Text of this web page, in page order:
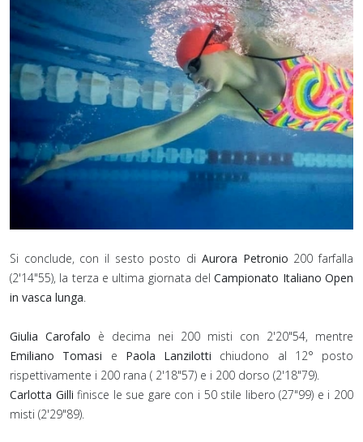
Si conclude, con il sesto posto di Aurora Petronio 200 farfalla
(2'14"55), la terza e ultima giornata delCampionato Italiano Open
in vasca lunga.
⁣Giulia Carofalo è decima nei 200 misti con 2'20"54, mentre
Emiliano Tomasi e Paola Lanzilotti chiudono al 12° posto
rispettivamente i 200 rana ( 2'18"57) e i 200 dorso (2'18"79).⁣
⁣Carlotta Gilli finisce le sue gare con i 50 stile libero (27"99) e i 200
misti (2'29"89).⁣